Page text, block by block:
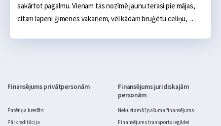
sakārtot pagalmu. Vienam tas nozīmē jaunu terasi pie mājas,
citam lapeni ģimenes vakariem, vēl kādam bruģētu celiņu,
Finansējums privātpersonām
Patēriņa kredīts
Pārkreditācija
Finansējums juridiskajām
personām
Nekustamā īpašuma finansējums
Finansējums transporta iegādei